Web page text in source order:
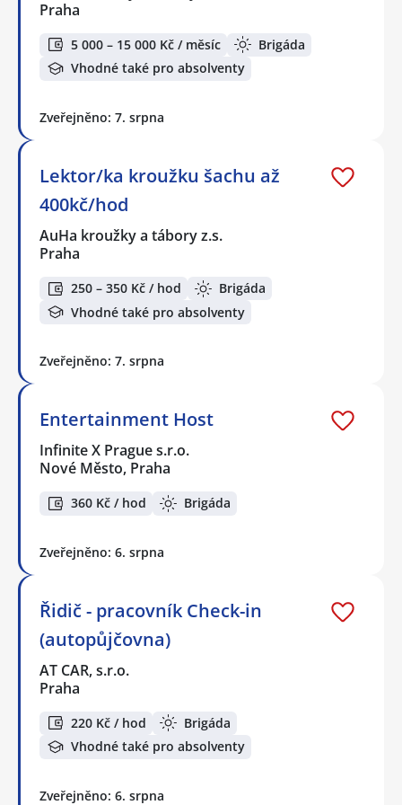
Praha
5 000 – 15 000 Kč / měsíc
Brigáda
Vhodné také pro absolventy
Zveřejněno: 7. srpna
Lektor/ka kroužku šachu až
400kč/hod
AuHa kroužky a tábory z.s.
Praha
250 – 350 Kč / hod
Brigáda
Vhodné také pro absolventy
Zveřejněno: 7. srpna
Entertainment Host
Infinite X Prague s.r.o.
Nové Město, Praha
360 Kč / hod Brigáda
Zveřejněno: 6. srpna
Řidič - pracovník Check-in
(autopůjčovna)
AT CAR, s.r.o.
Praha
220 Kč / hod
Brigáda
Vhodné také pro absolventy
Zveřejněno: 6. srpna